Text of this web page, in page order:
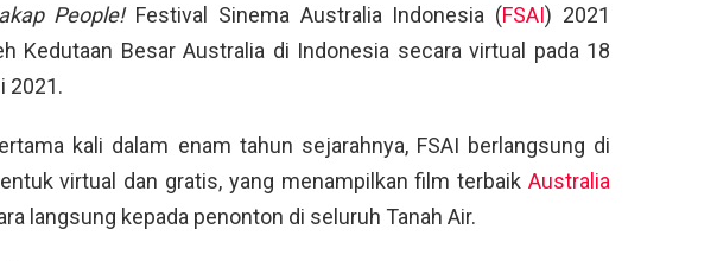
People!Festival Sinema Australia Indonesia (FSAI) 2021
Kedutaan Besar Australia di Indonesia secara virtual pada 18
2021.
kali dalam enam tahun sejarahnya, FSAI berlangsung di
virtual dan gratis, yang menampilkan film terbaik Australia
langsung kepada penonton di seluruh Tanah Air.